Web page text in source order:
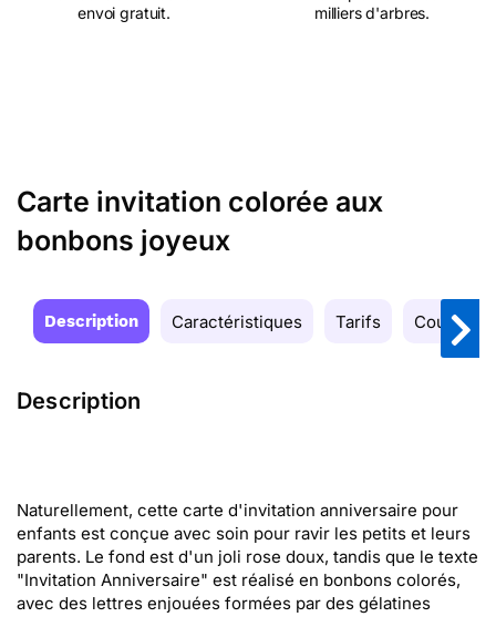
envoi gratuit.
milliers d'arbres.
Carte invitation colorée aux
bonbons joyeux
Description Caractéristiques Tarifs Couleurs
Description
Naturellement, cette carte d'invitation anniversaire pour
enfants est conçue avec soin pour ravir les petits et leurs
parents. Le fond est d'un joli rose doux, tandis que le texte
"Invitation Anniversaire" est réalisé en bonbons colorés,
avec des lettres enjouées formées par des gélatines